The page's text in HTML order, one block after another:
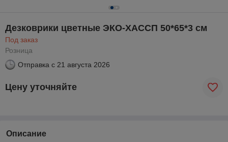
Дезковрики цветные ЭКО-ХАССП 50*65*3 см
Под заказ
Розница
Отправка с 21 августа 2026
Цену уточняйте
Описание